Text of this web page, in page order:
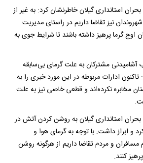
استانداری گیلان خاطرنشان کرد:‌ به غیر از
نیز تقاضا داریم در راستای مدیریت
اوج گرما پرهیز داشته باشند تا شرایط جوی به
آشامیدنی مشترکان به علت گرمای بی‌سابقه
ادارات مربوطه در این مورد خبری را به
مخابره نکرده‌اند و قطعی خاصی نیز به علت
استانداری گیلان به روشن کردن آتش در
و ابراز داشت:‌ با توجه به گرمای هوا و
و مردم تقاضا داریم از هرگونه روشن
کنند.